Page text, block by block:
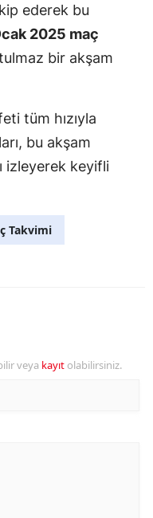
ederek bu
2025 maç
bir akşam
tüm hızıyla
bu akşam
izleyerek keyifli
Takvimi
veya kayıt olabilirsiniz.